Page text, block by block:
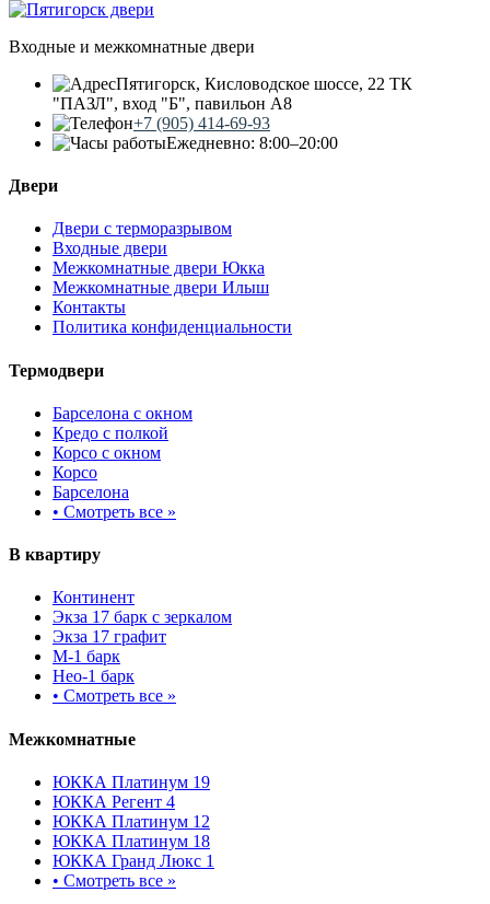
Входные и межкомнатные двери
Пятигорск, Кисловодское шоссе, 22 ТК
"ПАЗЛ", вход "Б", павильон А8
+7 (905) 414-69-93
Ежедневно: 8:00–20:00
Двери
Двери с терморазрывом
Входные двери
Межкомнатные двери Юкка
Межкомнатные двери Илыш
Контакты
Политика конфиденциальности
Термодвери
Барселона с окном
Кредо с полкой
Корсо с окном
Корсо
Барселона
• Смотреть все »
В квартиру
Континент
Экза 17 барк с зеркалом
Экза 17 графит
М-1 барк
Нео-1 барк
• Смотреть все »
Межкомнатные
ЮККА Платинум 19
ЮККА Регент 4
ЮККА Платинум 12
ЮККА Платинум 18
ЮККА Гранд Люкс 1
• Смотреть все »